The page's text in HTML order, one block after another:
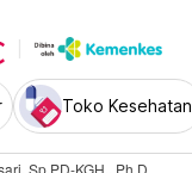
Toko Kesehatan
Sp.PD-KGH., Ph.D